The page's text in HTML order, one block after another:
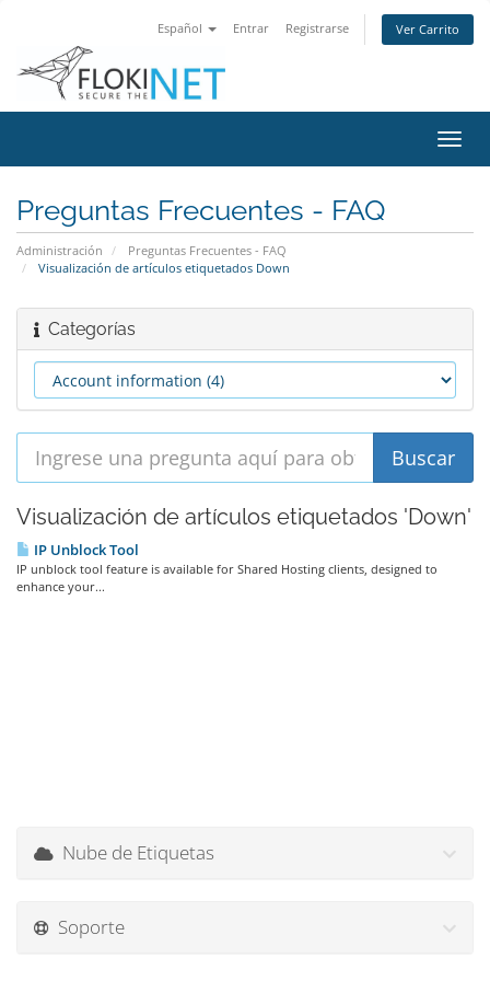
Español Entrar Registrarse Ver Carrito
Preguntas Frecuentes - FAQ
Administración
Preguntas Frecuentes - FAQ
Visualización de artículos etiquetados Down
Categorías
Visualización de artículos etiquetados 'Down'
IP Unblock Tool
IP unblock tool feature is available for Shared Hosting clients, designed to
enhance your...
Nube de Etiquetas
Soporte